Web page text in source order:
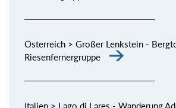
Österreich > Großer Lenkstein -
Riesenfernergruppe
Italien > Lago di Lares - Wanderung